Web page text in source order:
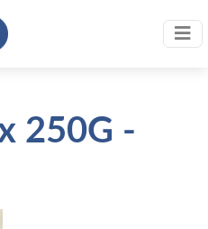
250G -